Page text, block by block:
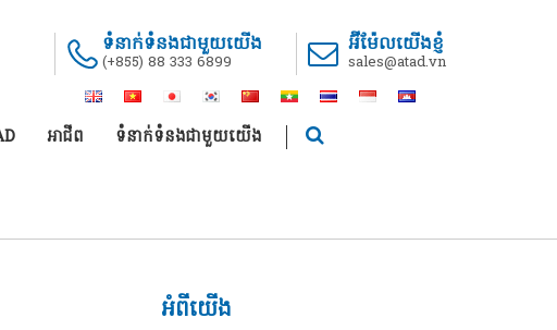
ទំនាក់ទំនងជាមួយយើង
(+855) 88 333 6899
អ៊ីម៉ែលយើងខ្ញំ
sales@atad.vn
អាជីព ទំនាក់ទំនងជាមួយយើង
អំពីយើង